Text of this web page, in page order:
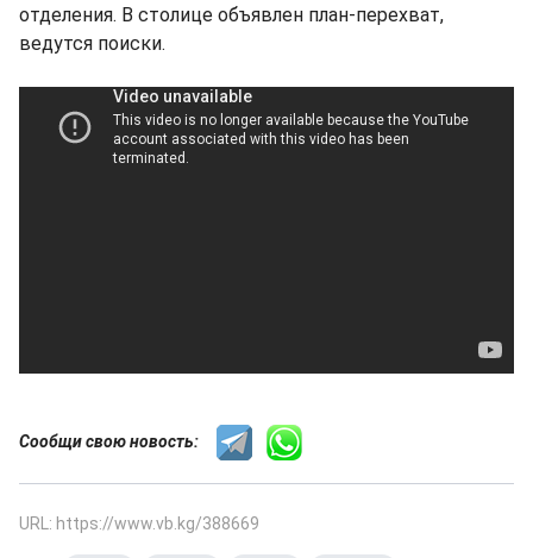
отделения. В столице объявлен план-перехват,
ведутся поиски.
Сообщи свою новость:
URL: https://www.vb.kg/388669